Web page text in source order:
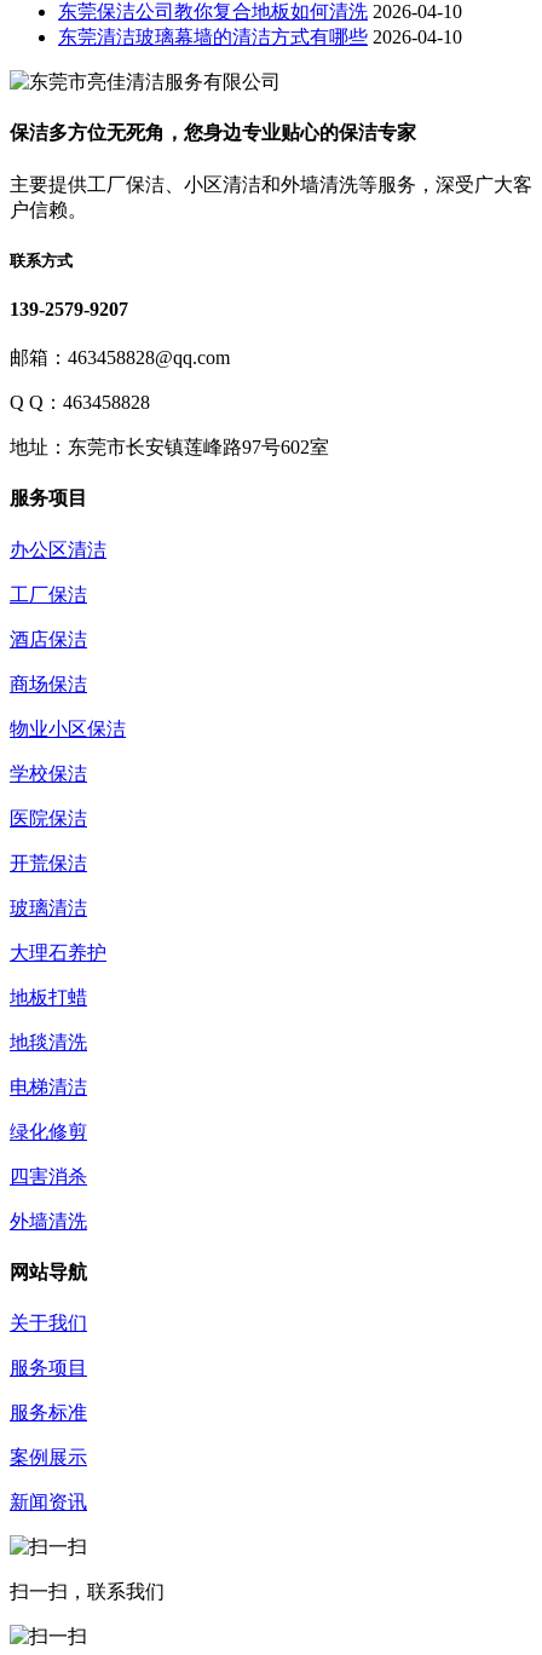
东莞保洁公司教你复合地板如何清洗 2026-04-10
东莞清洁玻璃幕墙的清洁方式有哪些 2026-04-10
保洁多方位无死角，您身边专业贴心的保洁专家
主要提供工厂保洁、小区清洁和外墙清洗等服务，深受广大客
户信赖。
联系方式
139-2579-9207
邮箱：463458828@qq.com
Q Q：463458828
地址：东莞市长安镇莲峰路97号602室
服务项目
办公区清洁
工厂保洁
酒店保洁
商场保洁
物业小区保洁
学校保洁
医院保洁
开荒保洁
玻璃清洁
大理石养护
地板打蜡
地毯清洗
电梯清洁
绿化修剪
四害消杀
外墙清洗
网站导航
关于我们
服务项目
服务标准
案例展示
新闻资讯
扫一扫，联系我们